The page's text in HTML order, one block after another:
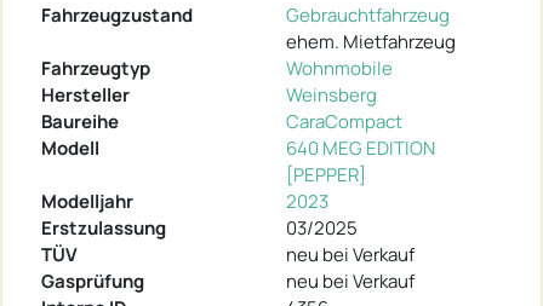
Fahrzeugzustand
Gebrauchtfahrzeug
ehem. Mietfahrzeug
Fahrzeugtyp
Wohnmobile
Hersteller
Weinsberg
Baureihe
CaraCompact
Modell
640 MEG EDITION
[PEPPER]
Modelljahr
2023
Erstzulassung
03/2025
TÜV
neu bei Verkauf
Gasprüfung
neu bei Verkauf